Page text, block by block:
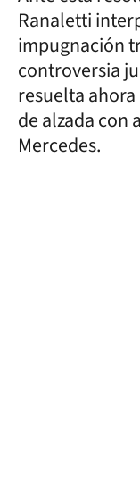
Ranaletti
impugnación
controversia
resuelta
de alzada con
Mercedes.